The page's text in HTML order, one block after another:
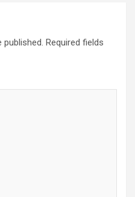
published. Required fields